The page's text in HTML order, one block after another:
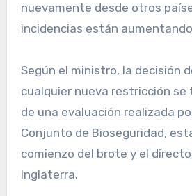
nuevamente desde otros
incidencias están
Según el ministro, la decisión
cualquier nueva restricción se
de una evaluación realizada
Conjunto de Bioseguridad,
comienzo del brote y el
Inglaterra.